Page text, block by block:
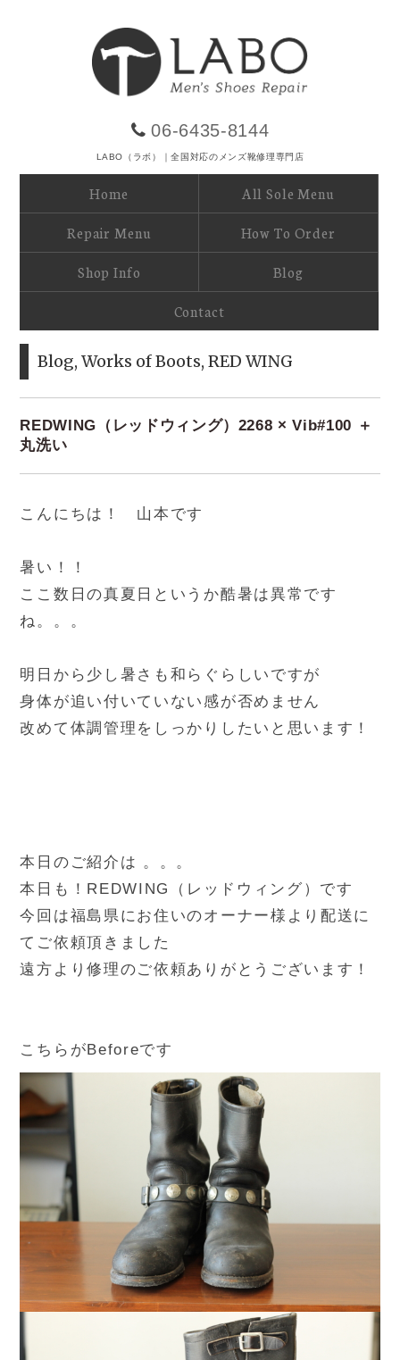
06-6435-8144
LABO（ラボ）｜全国対応のメンズ靴修理専門店
Home All Sole Menu
Repair Menu How To Order
Shop Info Blog
Contact
Blog,Works of Boots,RED WING
REDWING（レッドウィング）2268 × Vib#100 ＋
丸洗い
こんにちは！ 山本です
暑い！！
ここ数日の真夏日というか酷暑は異常です
ね。。。
明日から少し暑さも和らぐらしいですが
身体が追い付いていない感が否めません
改めて体調管理をしっかりしたいと思います！
本日のご紹介は 。。。
本日も！REDWING（レッドウィング）です
今回は福島県にお住いのオーナー様より配送に
てご依頼頂きました
遠方より修理のご依頼ありがとうございます！
こちらがBeforeです